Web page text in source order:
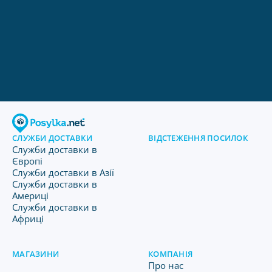
СЛУЖБИ ДОСТАВКИ
Служби доставки в
Європі
Служби доставки в Азії
Служби доставки в
Америці
Служби доставки в
Африці
ВІДСТЕЖЕННЯ ПОСИЛОК
МАГАЗИНИ КОМПАНІЯ
Про нас